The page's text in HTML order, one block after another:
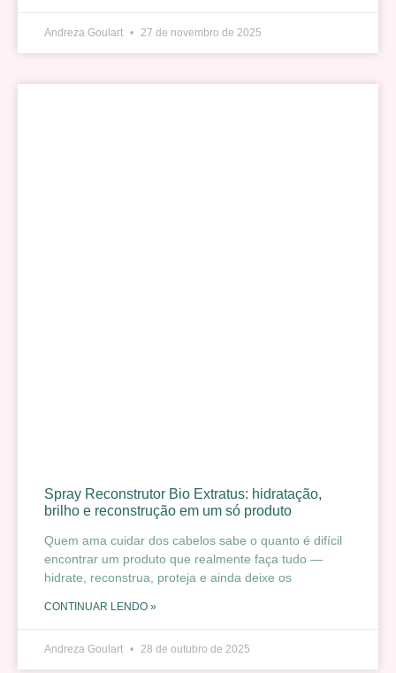
Andreza Goulart 27 de novembro de 2025
Spray Reconstrutor Bio Extratus: hidratação,
brilho e reconstrução em um só produto
Quem ama cuidar dos cabelos sabe o quanto é difícil
encontrar um produto que realmente faça tudo —
hidrate, reconstrua, proteja e ainda deixe os
CONTINUAR LENDO »
Andreza Goulart 28 de outubro de 2025